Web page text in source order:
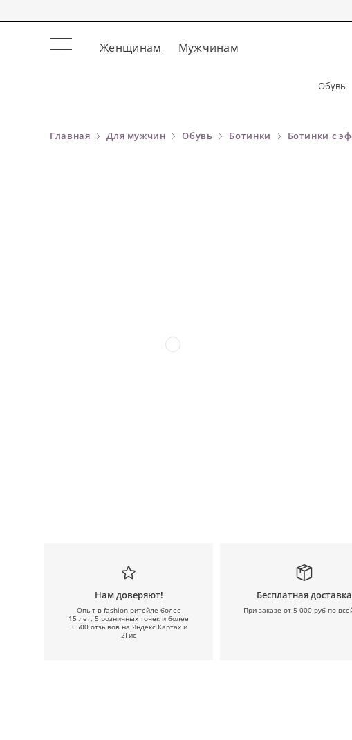
Женщинам Мужчинам
Обувь
Главная Для мужчин Обувь Ботинки Ботинки с
Нам доверяют!
Опыт в fashion ритейле более
15 лет, 5 розничных точек и более
3 500 отзывов на Яндекс Картах и
2Гис
Бесплатная доставка
При заказе от 5 000 руб по